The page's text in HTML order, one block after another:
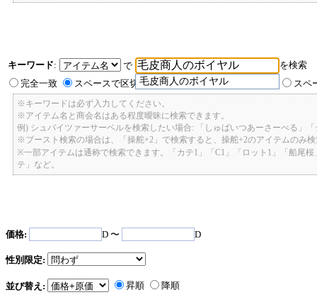
キーワード:
で
毛皮商人のボイヤル
を検索
完全一致
スペースで区切ったキーワードのいずれかを含む スペ
※キーワードは必ず入力してください。
※アイテム名と商会名はある程度曖昧に検索できます。
例) シュバイツァーサーベルを検索したい場合: 「しゅばいつあーさーべる」
※ブースト検索の場合は、「操舵+2」で検索すると、操舵+2のアイテムのみ
※一部アイテムは通称で検索できます。「カテ1」「C1」「ロット1」「船尾
テ」など。
価格: D 〜 D
性別限定:
並び替え: 昇順 降順